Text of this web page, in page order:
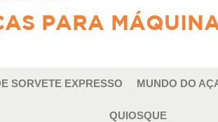
PARA
SORVETE EXPRESSO MUNDO DO
QUIOSQUE